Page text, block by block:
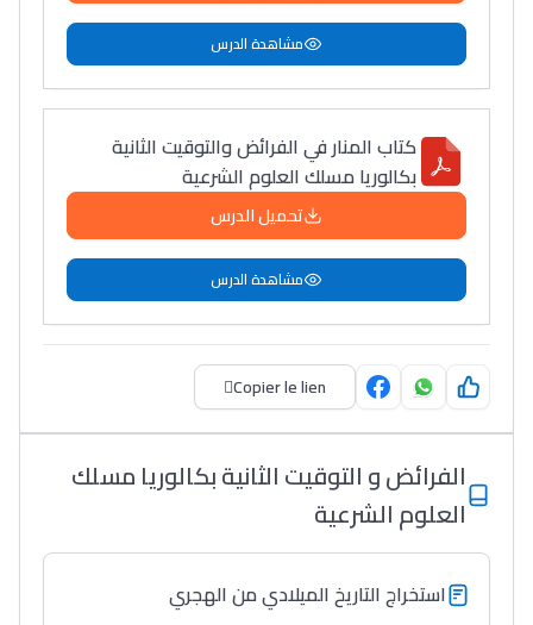
مشاهدة الدرس
كتاب المنار في الفرائض والتوقيت الثانية
بكالوريا مسلك العلوم الشرعية
تحميل الدرس
مشاهدة الدرس
Copier le lien
الفرائض و التوقيت الثانية بكالوريا مسلك
العلوم الشرعية
استخراج التاريخ الميلادي من الهجري